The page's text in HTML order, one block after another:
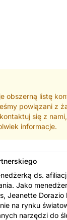
obszerną listę
powiązani z
się z
informacje.
ds.
Jako
Jeanette Dorazio
na rynku
narzędzi do